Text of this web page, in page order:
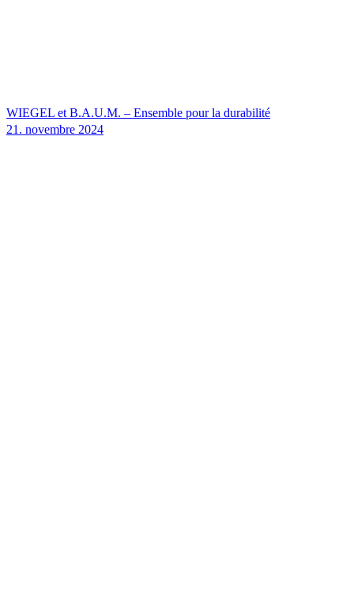
WIEGEL et B.A.U.M. – Ensemble pour la durabilité
21. novembre 2024